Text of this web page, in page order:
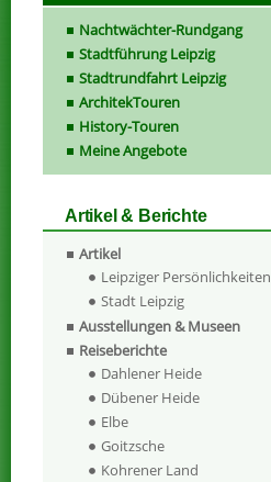
Nachtwächter-Rundgang
Stadtführung Leipzig
Stadtrundfahrt Leipzig
ArchitekTouren
History-Touren
Meine Angebote
Artikel & Berichte
Artikel
Leipziger Persönlichkeiten
Stadt Leipzig
Ausstellungen & Museen
Reiseberichte
Dahlener Heide
Dübener Heide
Elbe
Goitzsche
Kohrener Land